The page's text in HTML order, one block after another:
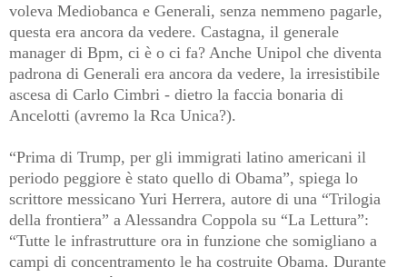
voleva Mediobanca e Generali, senza nemmeno pagarle,
questa era ancora da vedere. Castagna, il generale
manager di Bpm, ci è o ci fa? Anche Unipol che diventa
padrona di Generali era ancora da vedere, la irresistibile
ascesa di Carlo Cimbri - dietro la faccia bonaria di
Ancelotti (avremo la Rca Unica?).
“Prima di Trump, per gli immigrati latino americani il
periodo peggiore è stato quello di Obama”, spiega lo
scrittore messicano Yuri Herrera, autore di una “Trilogia
della frontiera” a Alessandra Coppola su “La Lettura”:
“Tutte le infrastrutture ora in funzione che somigliano a
campi di concentramento le ha costruite Obama. Durante